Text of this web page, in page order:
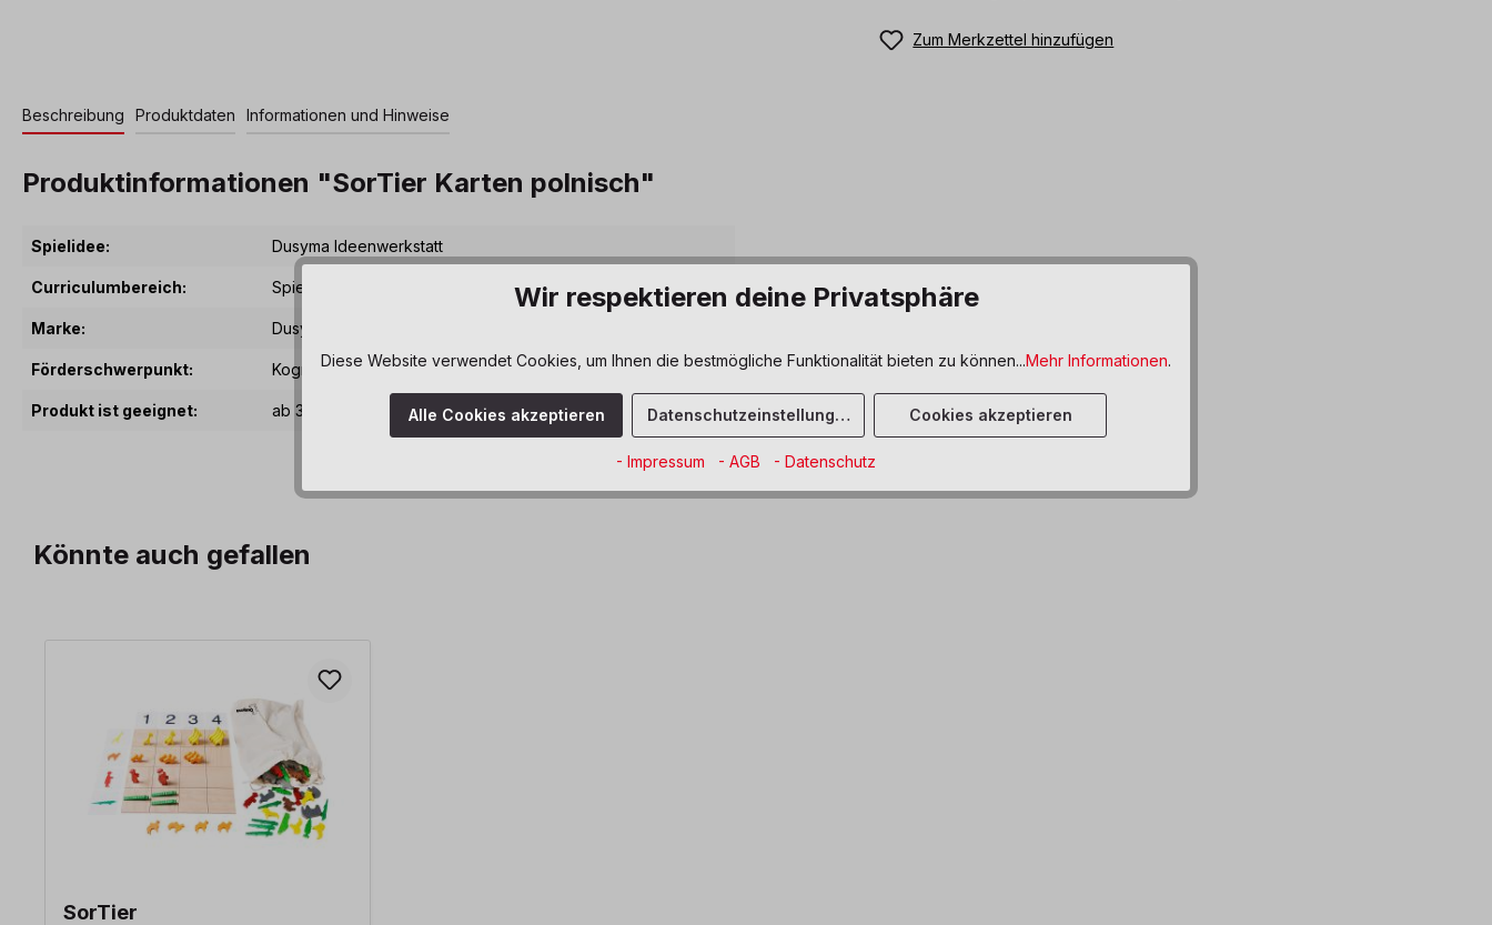
Zum Merkzettel hinzufügen
Beschreibung Produktdaten Informationen und Hinweise
Produktinformationen "SorTier Karten polnisch"
Spielidee: Dusyma Ideenwerkstatt
Curriculumbereich: Spiele & Puzzles , Sprachliche Entwicklung
Marke: Dusyma
Förderschwerpunkt: Kognitive Fähigkeiten , Sprachliche Fähigkeiten
Produkt ist geeignet: ab 3 Jahre
Könnte auch gefallen
SorTier
Wir respektieren deine Privatsphäre
Diese Website verwendet Cookies, um Ihnen die bestmögliche Funktionalität bieten zu können...Mehr Informationen.
Alle Cookies akzeptieren Datenschutzeinstellungen Cookies akzeptieren
- Impressum - AGB - Datenschutz